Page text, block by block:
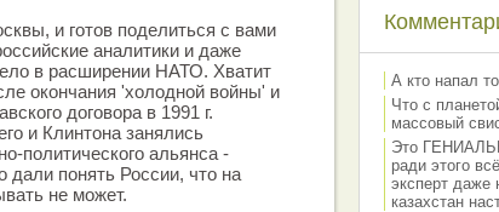
и готов поделиться с вами
аналитики и даже
в расширении НАТО. Хватит
окончания 'холодной войны' и
договора в 1991 г.
и Клинтона занялись
политического альянса -
понять России, что на
не может.
А кто напал
Что с
массовый
Это
ради этого
эксперт даже
казахстан